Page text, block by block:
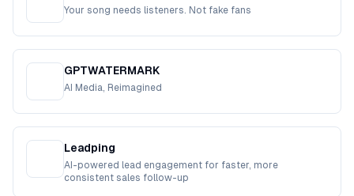
Your song needs listeners. Not fake fans
GPTWATERMARK
AI Media, Reimagined
Leadping
AI-powered lead engagement for faster, more
consistent sales follow-up